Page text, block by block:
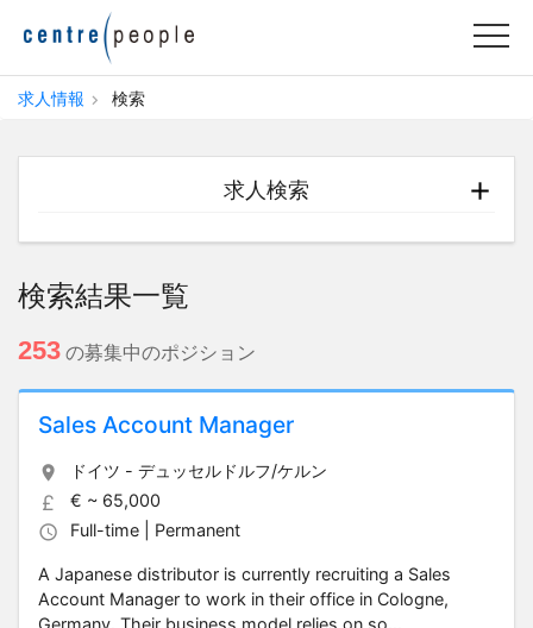
求人情報 検索
求人検索
検索結果一覧
253 の募集中のポジション
Sales Account Manager
ドイツ - デュッセルドルフ/ケルン
€ ~ 65,000
Full-time | Permanent
A Japanese distributor is currently recruiting a Sales
Account Manager to work in their office in Cologne,
Germany. Their business model relies on so...